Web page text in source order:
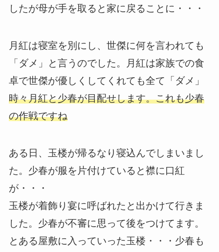
したが母が手を取ると家に戻ることに・・・
月紅は寝室を別にし、世傑に何を言われても
「ダメ」と言うのでした。月紅は家族での食
卓で世傑が優しくしてくれても全て「ダメ」
時々月紅と少春が目配せします。これも少春
の作戦ですね
ある日、玉楼が帰るなり寝込んでしまいまし
た。少春が服を片付けていると襟に口紅
が・・・
玉楼が着飾り宴に呼ばれたと出かけて行きま
した。少春が不審に思って後をつけてます。
とある屋敷に入っていった玉楼・・・少春も